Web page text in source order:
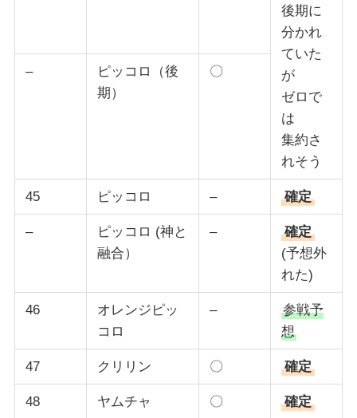
後期に
分かれ
ていた
が
ゼロで
は
集約さ
れそう
–
ピッコロ（後
期）
〇
45 ピッコロ – 確定
–
ピッコロ (神と
融合）
–
確定
(予想外
れた)
46
オレンジピッ
コロ
–
参戦予
想
47 クリリン 〇 確定
48 ヤムチャ 〇 確定